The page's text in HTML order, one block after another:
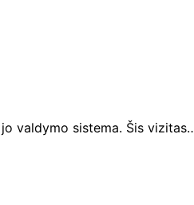
valdymo sistema. Šis